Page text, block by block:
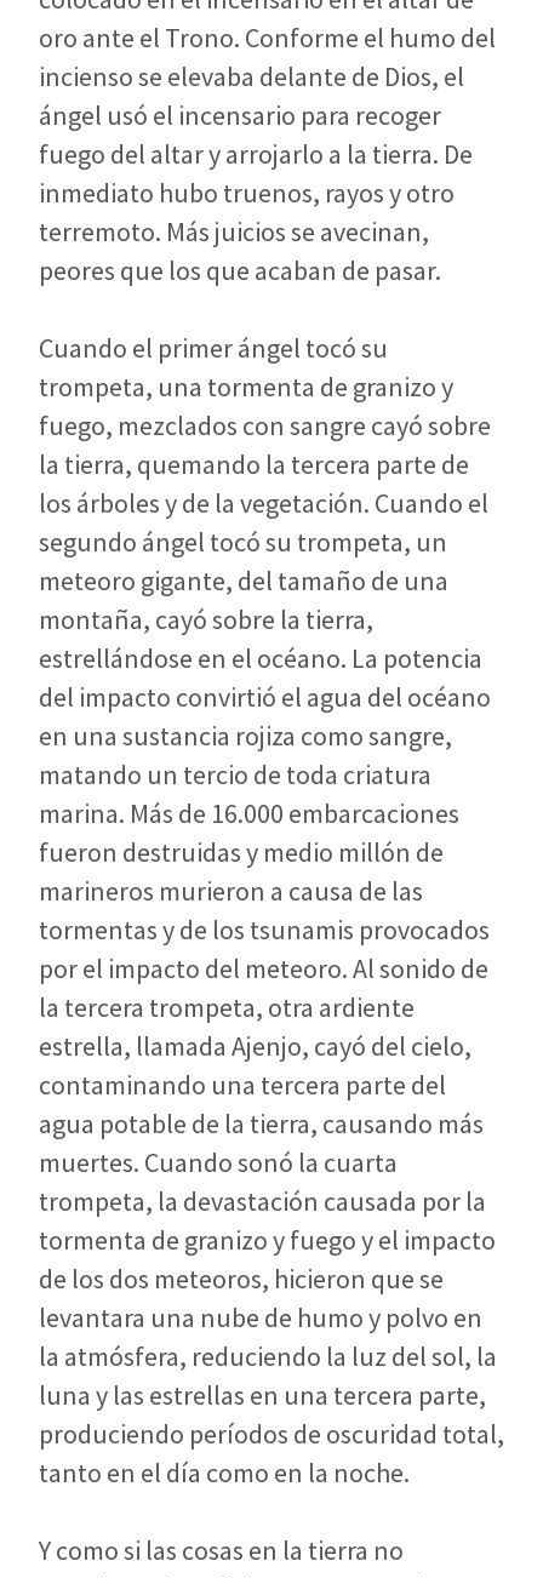
oro ante el Trono. Conforme el humo del
incienso se elevaba delante de Dios, el
ángel usó el incensario para recoger
fuego del altar y arrojarlo a la tierra. De
inmediato hubo truenos, rayos y otro
terremoto. Más juicios se avecinan,
peores que los que acaban de pasar.
Cuando el primer ángel tocó su
trompeta, una tormenta de granizo y
fuego, mezclados con sangre cayó sobre
la tierra, quemando la tercera parte de
los árboles y de la vegetación. Cuando el
segundo ángel tocó su trompeta, un
meteoro gigante, del tamaño de una
montaña, cayó sobre la tierra,
estrellándose en el océano. La potencia
del impacto convirtió el agua del océano
en una sustancia rojiza como sangre,
matando un tercio de toda criatura
marina. Más de 16.000 embarcaciones
fueron destruidas y medio millón de
marineros murieron a causa de las
tormentas y de los tsunamis provocados
por el impacto del meteoro. Al sonido de
la tercera trompeta, otra ardiente
estrella, llamada Ajenjo, cayó del cielo,
contaminando una tercera parte del
agua potable de la tierra, causando más
muertes. Cuando sonó la cuarta
trompeta, la devastación causada por la
tormenta de granizo y fuego y el impacto
de los dos meteoros, hicieron que se
levantara una nube de humo y polvo en
la atmósfera, reduciendo la luz del sol, la
luna y las estrellas en una tercera parte,
produciendo períodos de oscuridad total,
tanto en el día como en la noche.
Y como si las cosas en la tierra no